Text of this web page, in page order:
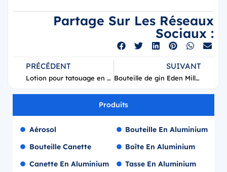
Partage Sur Les Réseaux
Sociaux :
PRÉCÉDENT
Lotion pour tatouage en flacon aluminium de 125 ml - Désolée maman
SUIVANT
Bouteille de gin Eden Mill en aluminium de 250 ml, cocktail prêt à boire
Produits
Aérosol
Bouteille Canette
Canette En Aluminium
Bouteille En Aluminium
Boîte En Aluminium
Tasse En Aluminium